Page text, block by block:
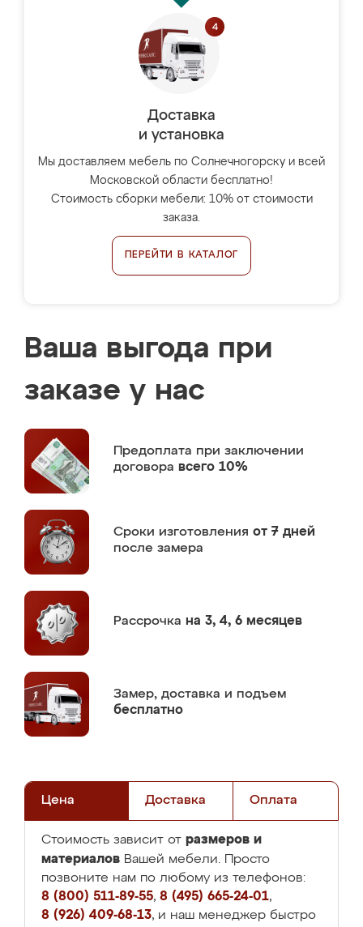
Доставка
и установка
Мы доставляем мебель по Солнечногорску и всей
Московской области бесплатно!
Стоимость сборки мебели: 10% от стоимости
заказа.
ПЕРЕЙТИ В КАТАЛОГ
Ваша выгода при
заказе у нас
Предоплата при заключении
договора всего 10%
Сроки изготовления от 7 дней
после замера
Рассрочка на 3, 4, 6 месяцев
Замер, доставка и подъем
бесплатно
Цена Доставка Оплата
Стоимость зависит от размеров и
материалов Вашей мебели. Просто
позвоните нам по любому из телефонов:
8 (800) 511-89-55, 8 (495) 665-24-01,
8 (926) 409-68-13, и наш менеджер быстро